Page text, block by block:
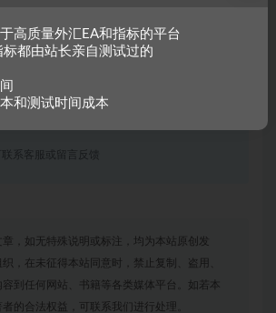
购买后永久有效
系客服或留言反馈
章，如无特殊说明或标注，均为本站原创发
，在未征得本站同意时，禁止复制、盗用、
容到任何网站、书籍等各类媒体平台。如若本
的合法权益，可联系我们进行处理。
高质量外汇EA和指标的平台
标都由站长亲自测试过的
和测试时间成本